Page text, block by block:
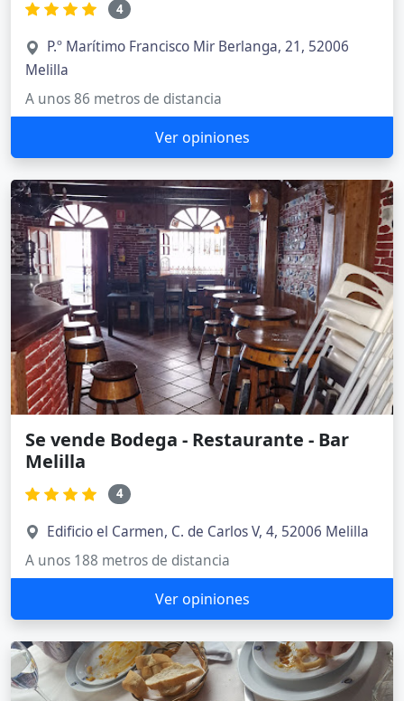
4
P.º Marítimo Francisco Mir Berlanga, 21, 52006
Melilla
A unos 86 metros de distancia
Ver opiniones
Se vende Bodega - Restaurante - Bar
Melilla
4
Edificio el Carmen, C. de Carlos V, 4, 52006 Melilla
A unos 188 metros de distancia
Ver opiniones